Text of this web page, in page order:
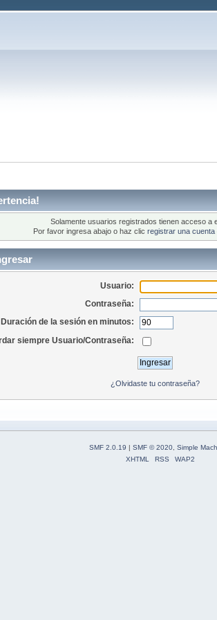
Solamente usuarios registrados tienen acceso a
Por favor ingresa abajo o haz clic registrar una cuenta
Usuario:
Contraseña:
Duración de la sesión en minutos:
siempre Usuario/Contraseña:
¿Olvidaste tu contraseña?
SMF 2.0.19 | SMF © 2020 Simple
XHTML
RSS WAP2